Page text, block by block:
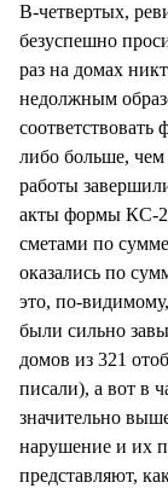
В-четвертых,
безуспешно
раз на домах
недолжным
соответствовать
либо больше,
работы
акты формы КС-2
сметами по
оказались по
это, по-видимому,
были сильно
домов из 321
писали), а вот в
значительно
нарушение и их
представляют,